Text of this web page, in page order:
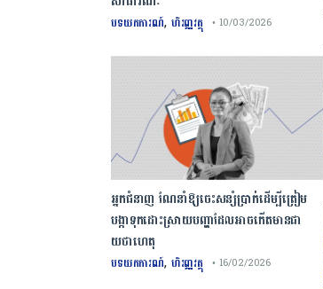
បទយកការណ៍, ហិរញ្ញវត្ថុ • 10/03/2026
អ្នកជំនាញ ណែនាំឱ្យចេះសន្សំប្រាក់ដើម្បីត្រៀម
បង្កាទុកដោះស្រាយបញ្ហាដែលអាចកើតមានជា
យថាហេតុ
បទយកការណ៍, ហិរញ្ញវត្ថុ • 16/02/2026